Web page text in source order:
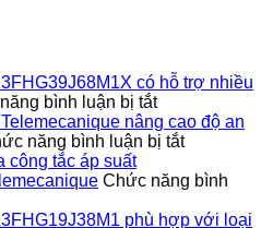
có hỗ trợ nhiều
bình luận bị tắtở
Công
tắc
suất
có
nâng cao độ an
năng bình luận bị tắtở
cao
công tắc áp suất
Chức năng bình
phù hợp với loại